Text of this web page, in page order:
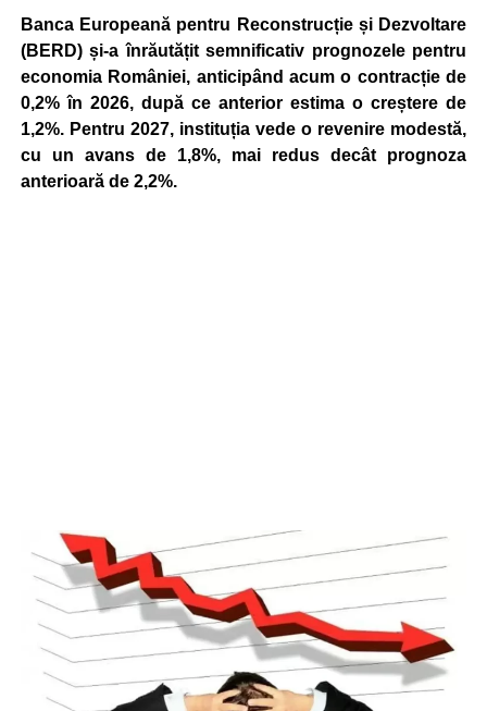
Banca Europeană pentru Reconstrucție și Dezvoltare
(BERD) și-a înrăutățit semnificativ prognozele pentru
economia României, anticipând acum o contracție de
0,2% în 2026, după ce anterior estima o creștere de
1,2%. Pentru 2027, instituția vede o revenire modestă,
cu un avans de 1,8%, mai redus decât prognoza
anterioară de 2,2%.